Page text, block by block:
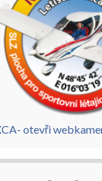
otevři